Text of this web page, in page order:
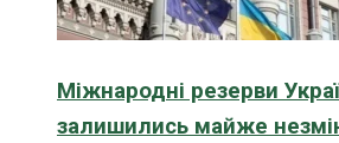
Міжнародні резерви
залишились майже